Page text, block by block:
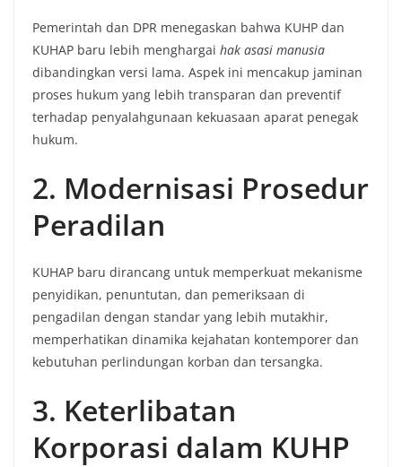
Pemerintah dan DPR menegaskan bahwa KUHP dan
KUHAP baru lebih menghargai hak asasi manusia
dibandingkan versi lama. Aspek ini mencakup jaminan
proses hukum yang lebih transparan dan preventif
terhadap penyalahgunaan kekuasaan aparat penegak
hukum.
2. Modernisasi Prosedur
Peradilan
KUHAP baru dirancang untuk memperkuat mekanisme
penyidikan, penuntutan, dan pemeriksaan di
pengadilan dengan standar yang lebih mutakhir,
memperhatikan dinamika kejahatan kontemporer dan
kebutuhan perlindungan korban dan tersangka.
3. Keterlibatan
Korporasi dalam KUHP